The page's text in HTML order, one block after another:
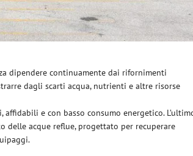
dipendere continuamente dai rifornimenti
dagli scarti acqua, nutrienti e altre risorse
e con basso consumo energetico.
acque reflue, progettato per recuperare